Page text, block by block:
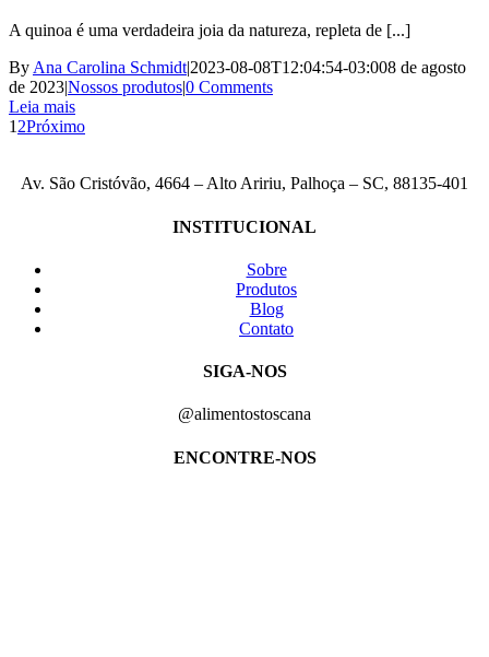
A quinoa é uma verdadeira joia da natureza, repleta de [...]
By Ana Carolina Schmidt|2023-08-08T12:04:54-03:008 de agosto
de 2023|Nossos produtos|0 Comments
Leia mais
1 2Próximo
Av. São Cristóvão, 4664 – Alto Aririu, Palhoça – SC, 88135-401
INSTITUCIONAL
Sobre
Produtos
Blog
Contato
SIGA-NOS
@alimentostoscana
ENCONTRE-NOS